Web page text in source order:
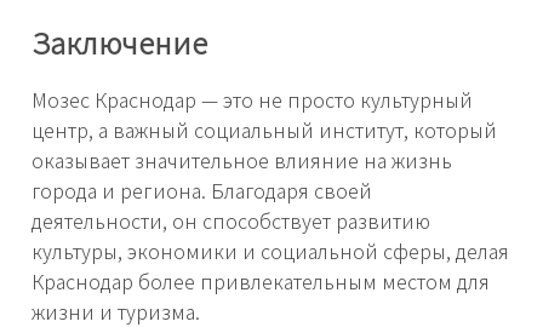
Заключение
Мозес Краснодар — это не просто культурный
центр, а важный социальный институт, который
оказывает значительное влияние на жизнь
города и региона. Благодаря своей
деятельности, он способствует развитию
культуры, экономики и социальной сферы, делая
Краснодар более привлекательным местом для
жизни и туризма.